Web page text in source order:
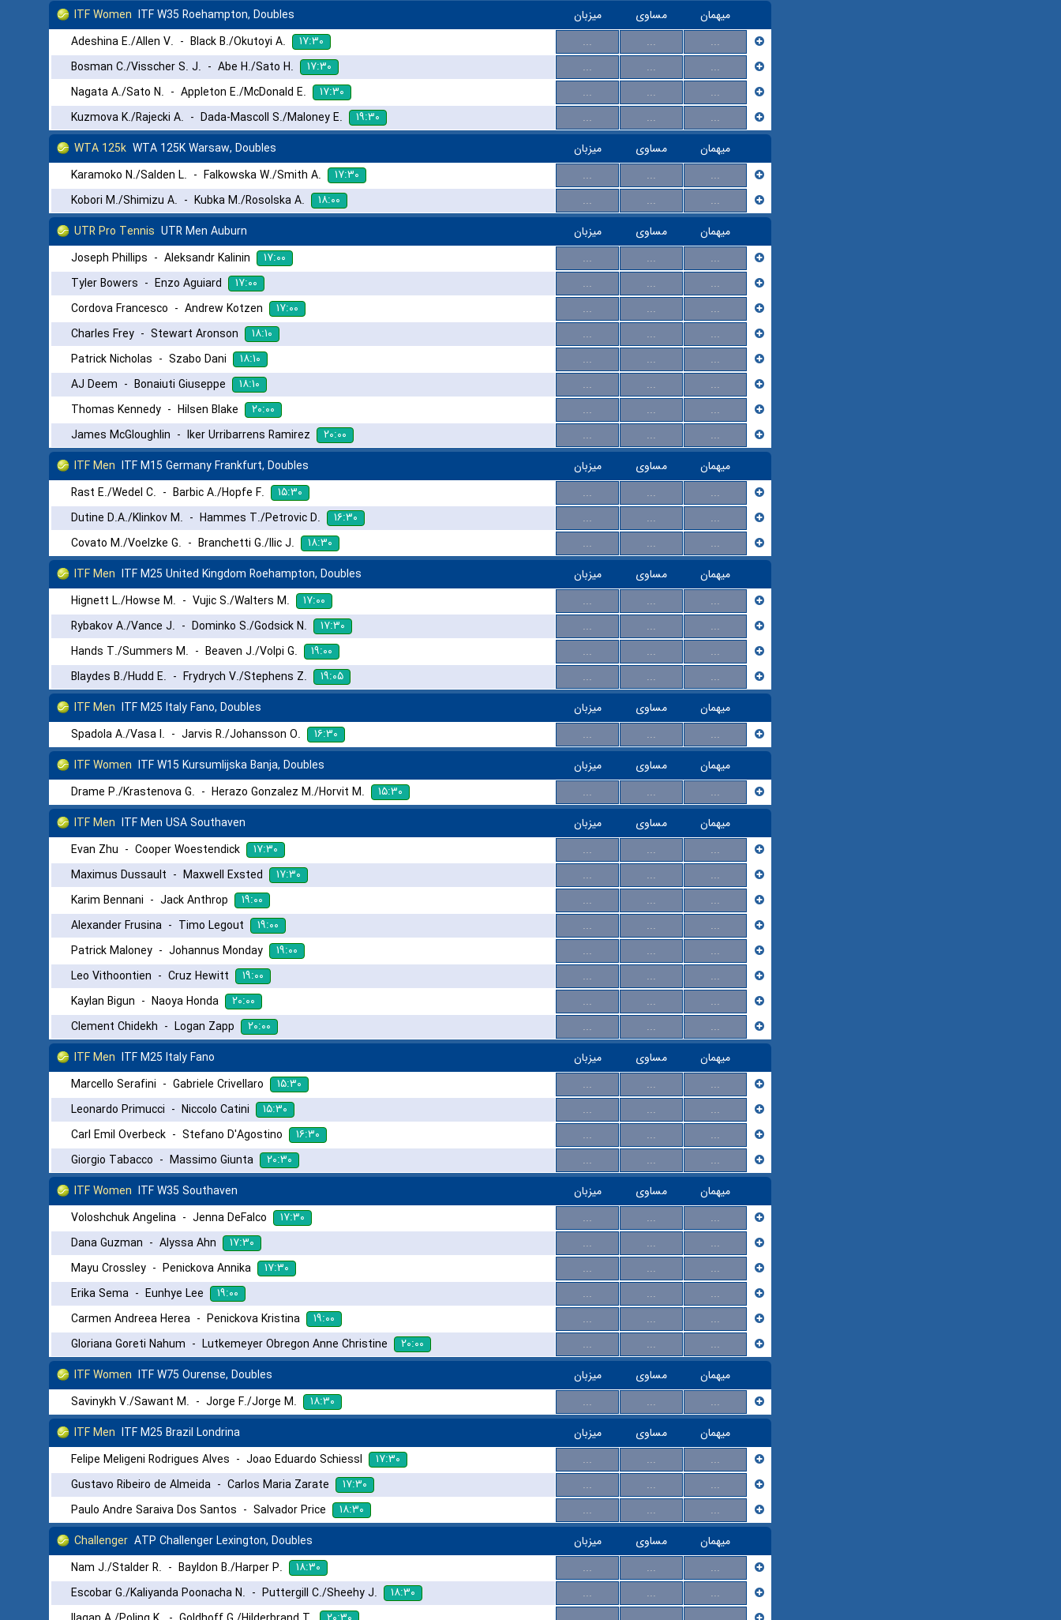
ITF Women ITF W35 Roehampton, Doubles میزبان مساوی
میهمان
Adeshina E./Allen V. - Black B./Okutoyi A. ۱۷:۳۰ ... ...
...
Bosman C./Visscher S. J. - Abe H./Sato H. ۱۷:۳۰ ... ...
...
Nagata A./Sato N. - Appleton E./McDonald E. ۱۷:۳۰ ... ...
...
Kuzmova K./Rajecki A. - Dada-Mascoll S./Maloney E. ۱۹:۳۰ ... ...
...
WTA 125k WTA 125K Warsaw, Doubles میزبان مساوی
میهمان
Karamoko N./Salden L. - Falkowska W./Smith A. ۱۷:۳۰ ... ...
...
Kobori M./Shimizu A. - Kubka M./Rosolska A. ۱۸:۰۰ ... ...
...
UTR Pro Tennis UTR Men Auburn میزبان مساوی
میهمان
Joseph Phillips - Aleksandr Kalinin ۱۷:۰۰ ... ...
...
Tyler Bowers - Enzo Aguiard ۱۷:۰۰ ... ...
...
Cordova Francesco - Andrew Kotzen ۱۷:۰۰ ... ...
...
Charles Frey - Stewart Aronson ۱۸:۱۰ ... ...
...
Patrick Nicholas - Szabo Dani ۱۸:۱۰ ... ...
...
AJ Deem - Bonaiuti Giuseppe ۱۸:۱۰ ... ...
...
Thomas Kennedy - Hilsen Blake ۲۰:۰۰ ... ...
...
James McGloughlin - Iker Urribarrens Ramirez ۲۰:۰۰ ... ...
...
ITF Men ITF M15 Germany Frankfurt, Doubles میزبان مساوی
میهمان
Rast E./Wedel C. - Barbic A./Hopfe F. ۱۵:۳۰ ... ...
...
Dutine D.A./Klinkov M. - Hammes T./Petrovic D. ۱۶:۳۰ ... ...
...
Covato M./Voelzke G. - Branchetti G./Ilic J. ۱۸:۳۰ ... ...
...
ITF Men ITF M25 United Kingdom Roehampton, Doubles میزبان مساوی
میهمان
Hignett L./Howse M. - Vujic S./Walters M. ۱۷:۰۰ ... ...
...
Rybakov A./Vance J. - Dominko S./Godsick N. ۱۷:۳۰ ... ...
...
Hands T./Summers M. - Beaven J./Volpi G. ۱۹:۰۰ ... ...
...
Blaydes B./Hudd E. - Frydrych V./Stephens Z. ۱۹:۰۵ ... ...
...
ITF Men ITF M25 Italy Fano, Doubles میزبان مساوی
میهمان
Spadola A./Vasa I. - Jarvis R./Johansson O. ۱۶:۳۰ ... ...
...
ITF Women ITF W15 Kursumlijska Banja, Doubles میزبان مساوی
میهمان
Drame P./Krastenova G. - Herazo Gonzalez M./Horvit M. ۱۵:۳۰ ... ...
...
ITF Men ITF Men USA Southaven میزبان مساوی
میهمان
Evan Zhu - Cooper Woestendick ۱۷:۳۰ ... ...
...
Maximus Dussault - Maxwell Exsted ۱۷:۳۰ ... ...
...
Karim Bennani - Jack Anthrop ۱۹:۰۰ ... ...
...
Alexander Frusina - Timo Legout ۱۹:۰۰ ... ...
...
Patrick Maloney - Johannus Monday ۱۹:۰۰ ... ...
...
Leo Vithoontien - Cruz Hewitt ۱۹:۰۰ ... ...
...
Kaylan Bigun - Naoya Honda ۲۰:۰۰ ... ...
...
Clement Chidekh - Logan Zapp ۲۰:۰۰ ... ...
...
ITF Men ITF M25 Italy Fano میزبان مساوی
میهمان
Marcello Serafini - Gabriele Crivellaro ۱۵:۳۰ ... ...
...
Leonardo Primucci - Niccolo Catini ۱۵:۳۰ ... ...
...
Carl Emil Overbeck - Stefano D'Agostino ۱۶:۳۰ ... ...
...
Giorgio Tabacco - Massimo Giunta ۲۰:۳۰ ... ...
...
ITF Women ITF W35 Southaven میزبان مساوی
میهمان
Voloshchuk Angelina - Jenna DeFalco ۱۷:۳۰ ... ...
...
Dana Guzman - Alyssa Ahn ۱۷:۳۰ ... ...
...
Mayu Crossley - Penickova Annika ۱۷:۳۰ ... ...
...
Erika Sema - Eunhye Lee ۱۹:۰۰ ... ...
...
Carmen Andreea Herea - Penickova Kristina ۱۹:۰۰ ... ...
...
Gloriana Goreti Nahum - Lutkemeyer Obregon Anne Christine ۲۰:۰۰ ... ...
...
ITF Women ITF W75 Ourense, Doubles میزبان مساوی
میهمان
Savinykh V./Sawant M. - Jorge F./Jorge M. ۱۸:۳۰ ... ...
...
ITF Men ITF M25 Brazil Londrina میزبان مساوی
میهمان
Felipe Meligeni Rodrigues Alves - Joao Eduardo Schiessl ۱۷:۳۰ ... ...
...
Gustavo Ribeiro de Almeida - Carlos Maria Zarate ۱۷:۳۰ ... ...
...
Paulo Andre Saraiva Dos Santos - Salvador Price ۱۸:۳۰ ... ...
...
Challenger ATP Challenger Lexington, Doubles میزبان مساوی
میهمان
Nam J./Stalder R. - Bayldon B./Harper P. ۱۸:۳۰ ... ...
...
Escobar G./Kaliyanda Poonacha N. - Puttergill C./Sheehy J. ۱۸:۳۰ ... ...
...